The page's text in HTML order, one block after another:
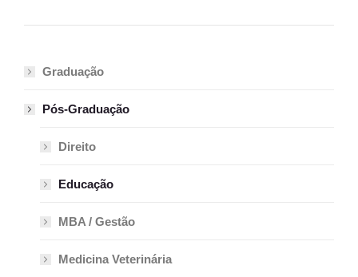
Graduação
Pós-Graduação
Direito
Educação
MBA / Gestão
Medicina Veterinária